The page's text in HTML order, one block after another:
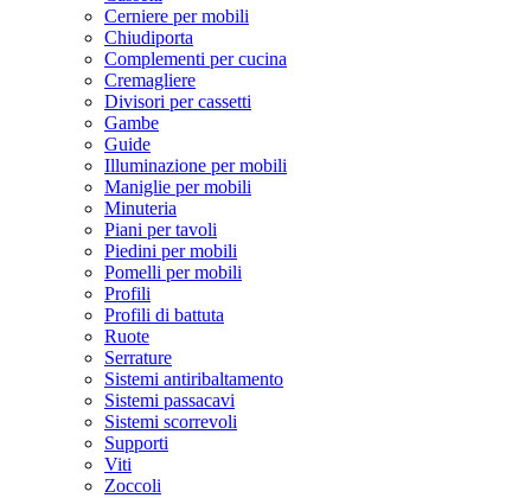
Cerniere per mobili
Chiudiporta
Complementi per cucina
Cremagliere
Divisori per cassetti
Gambe
Guide
Illuminazione per mobili
Maniglie per mobili
Minuteria
Piani per tavoli
Piedini per mobili
Pomelli per mobili
Profili
Profili di battuta
Ruote
Serrature
Sistemi antiribaltamento
Sistemi passacavi
Sistemi scorrevoli
Supporti
Viti
Zoccoli